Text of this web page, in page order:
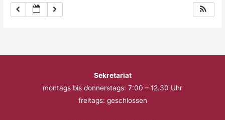
Sekretariat
montags bis donnerstags: 7:00 – 12.30 Uhr
freitags: geschlossen